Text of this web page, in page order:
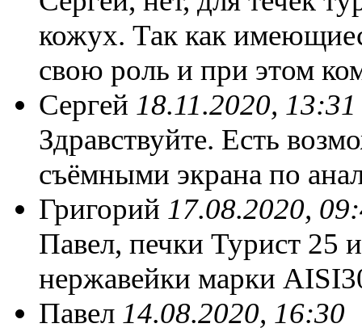
кожух. Так как
свою роль и при этом
Сергей 18.11.2020, 13:31
Здравствуйте. Есть
съёмными экрана по
Григорий 17.08.2020,
Павел, печки Турист 25
нержавейки марки
Павел 14.08.2020, 16:30